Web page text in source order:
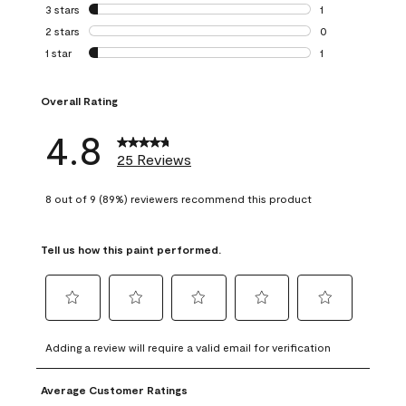
0 reviews with 4
3 stars stars
1
1 review with 3
2 stars stars
0
0 reviews with 2
1 star stars
1
Overall Rating
4.8 25 Reviews
8 out of 9 (89%) reviewers recommend this product
Tell us how this paint performed.
to
rate
the
item
to
rate
the
to
rate
the
item
to
rate
to
rate
Adding a review will require a valid email for verification
Average Customer Ratings